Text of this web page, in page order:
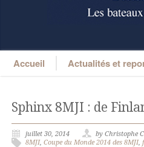
Accueil Actualités et
Sphinx 8MJI : de
juillet 30, 2014
by Christophe
8MJI, Coupe du Monde 2014 des 8MJI,